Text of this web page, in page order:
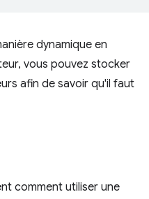
dynamique en
vous pouvez stocker
afin de savoir qu'il faut
comment utiliser une